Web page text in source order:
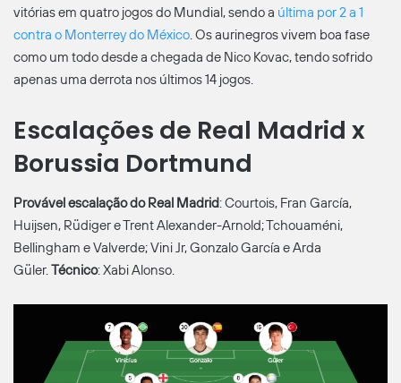
vitórias em quatro jogos do Mundial, sendo a última por 2 a 1
contra o Monterrey do México. Os aurinegros vivem boa fase
como um todo desde a chegada de Nico Kovac, tendo sofrido
apenas uma derrota nos últimos 14 jogos.
Escalações de Real Madrid x
Borussia Dortmund
Provável escalação do Real Madrid: Courtois, Fran García,
Huijsen, Rüdiger e Trent Alexander-Arnold; Tchouaméni,
Bellingham e Valverde; Vini Jr, Gonzalo García e Arda
Güler.Técnico: Xabi Alonso.